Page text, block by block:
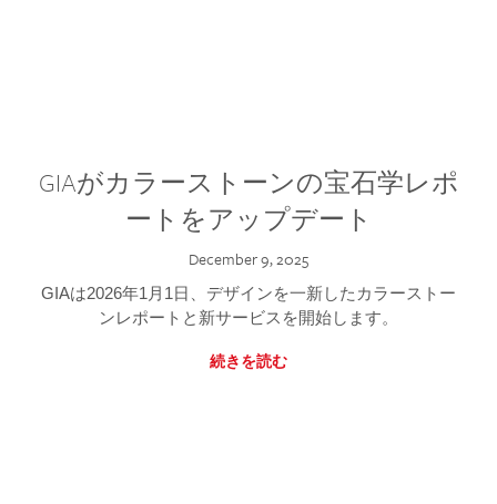
GIAがカラーストーンの宝石学レポ
ートをアップデート
December 9, 2025
GIAは2026年1月1日、デザインを一新したカラーストー
ンレポートと新サービスを開始します。
続きを読む